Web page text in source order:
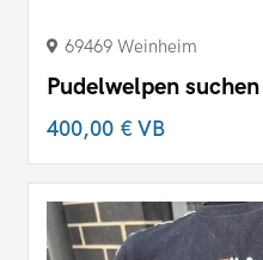
69469 Weinheim
Pudelwelpen
400,00 €VB